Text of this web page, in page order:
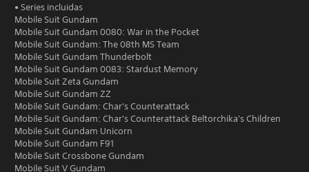
• Series incluidas
Mobile Suit Gundam
Mobile Suit Gundam 0080: War in the Pocket
Mobile Suit Gundam: The 08th MS Team
Mobile Suit Gundam Thunderbolt
Mobile Suit Gundam 0083: Stardust Memory
Mobile Suit Zeta Gundam
Mobile Suit Gundam ZZ
Mobile Suit Gundam: Char's Counterattack
Mobile Suit Gundam: Char's Counterattack Beltorchika's Children
Mobile Suit Gundam Unicorn
Mobile Suit Gundam F91
Mobile Suit Crossbone Gundam
Mobile Suit V Gundam